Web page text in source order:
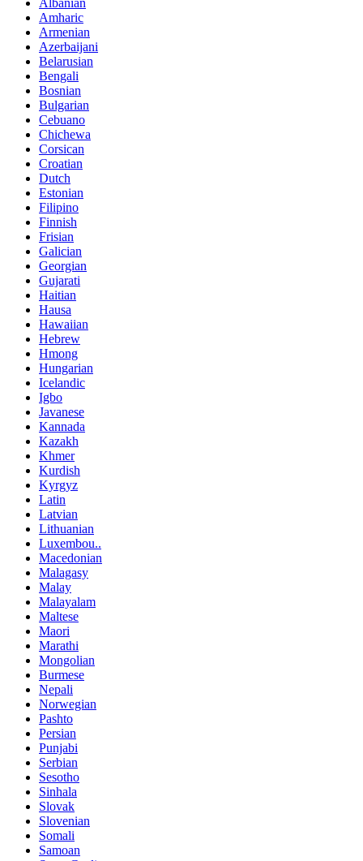
Amharic
Armenian
Azerbaijani
Belarusian
Bengali
Bosnian
Bulgarian
Cebuano
Chichewa
Corsican
Croatian
Dutch
Estonian
Filipino
Finnish
Frisian
Galician
Georgian
Gujarati
Haitian
Hausa
Hawaiian
Hebrew
Hmong
Hungarian
Icelandic
Igbo
Javanese
Kannada
Kazakh
Khmer
Kurdish
Kyrgyz
Latin
Latvian
Lithuanian
Luxembou..
Macedonian
Malagasy
Malay
Malayalam
Maltese
Maori
Marathi
Mongolian
Burmese
Nepali
Norwegian
Pashto
Persian
Punjabi
Serbian
Sesotho
Sinhala
Slovak
Slovenian
Somali
Samoan